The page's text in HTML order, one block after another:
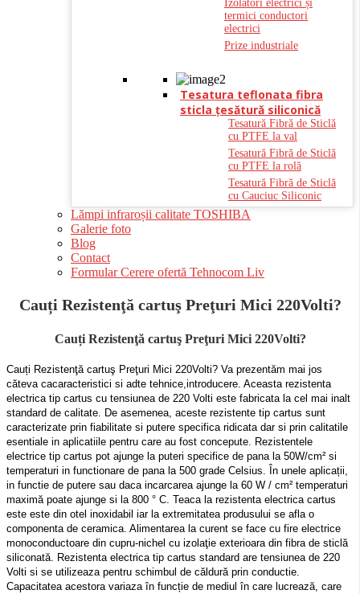
Izolatori electrici și
termici conductori
electrici
Prize industriale
Tesatura teflonata fibra
sticla ţesătură siliconică
Tesatură Fibră de Sticlă
cu PTFE la val
Tesatură Fibră de Sticlă
cu PTFE la rolă
Tesatură Fibră de Sticlă
cu Cauciuc Siliconic
Lămpi infraroșii calitate TOSHIBA
Galerie foto
Blog
Contact
Formular Cerere ofertă Tehnocom Liv
Cauți Rezistenţă cartuş Preţuri Mici 220Volti?
Cauți Rezistenţă cartuş Preţuri Mici 220Volti?
Cauți Rezistenţă cartuş Preţuri Mici 220Volti? Va prezentăm mai jos
căteva cacaracteristici si adte tehnice,introducere. Aceasta rezistenta
electrica tip cartus cu tensiunea de 220 Volti este fabricata la cel mai inalt
standard de calitate. De asemenea, aceste rezistente tip cartus sunt
caracterizate prin fiabilitate si putere specifica ridicata dar si prin calitatile
esentiale in aplicatiile pentru care au fost concepute. Rezistentele
electrice tip cartus pot ajunge la puteri specifice de pana la 50W/cm² si
temperaturi in functionare de pana la 500 grade Celsius. În unele aplicații,
in functie de putere sau daca incarcarea ajunge la 60 W / cm² temperaturi
maximă poate ajunge si la 800 ° C. Teaca la rezistenta electrica cartus
este este din otel inoxidabil iar la extremitatea produsului se afla o
componenta de ceramica. Alimentarea la curent se face cu fire electrice
monoconductoare din cupru-nichel cu izolaţie exterioara din fibra de sticlă
siliconată. Rezistenta electrica tip cartus standard are tensiunea de 220
Volti si se utilizeaza pentru schimbul de căldură prin conductie.
Capacitatea acestora variaza în funcție de mediul în care lucrează, care